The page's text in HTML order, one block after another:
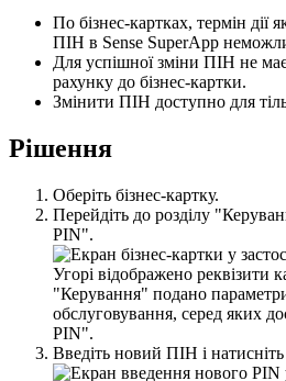
По бізнес-картках, термін дії я
ПІН в Sense SuperApp неможл
Для успішної зміни ПІН не ма
рахунку до бізнес-картки.
Змінити ПІН доступно для тіл
Рішення
Оберіть бізнес-картку.
Перейдіть до розділу "Керуван
PIN".
Введіть новий ПІН і натисніть